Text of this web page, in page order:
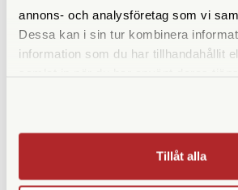
annons- och analysföretag som vi
Dessa kan i sin tur kombinera
information som du har tillhandahållit
Tillåt alla
ANDRA KÖPTE ÄVEN